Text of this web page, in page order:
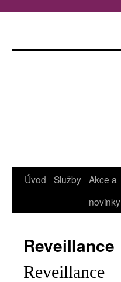
Přejít
webu
Úvod Služby Akce a
novinky
Reveillance
Reveillance